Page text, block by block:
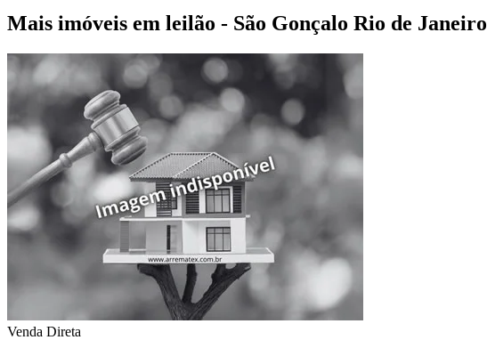
Mais imóveis em leilão - São Gonçalo Rio de Janeiro
Venda Direta